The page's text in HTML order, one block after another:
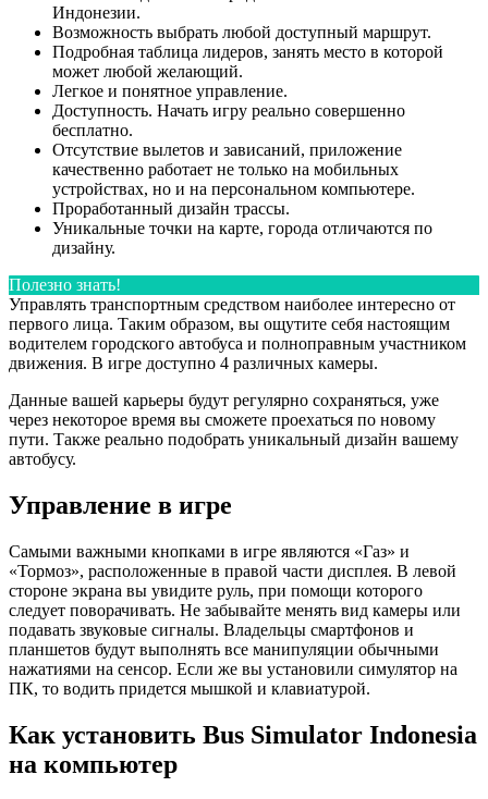
Индонезии.
Возможность выбрать любой доступный маршрут.
Подробная таблица лидеров, занять место в которой
может любой желающий.
Легкое и понятное управление.
Доступность. Начать игру реально совершенно
бесплатно.
Отсутствие вылетов и зависаний, приложение
качественно работает не только на мобильных
устройствах, но и на персональном компьютере.
Проработанный дизайн трассы.
Уникальные точки на карте, города отличаются по
дизайну.
Полезно знать!
Управлять транспортным средством наиболее интересно от
первого лица. Таким образом, вы ощутите себя настоящим
водителем городского автобуса и полноправным участником
движения. В игре доступно 4 различных камеры.
Данные вашей карьеры будут регулярно сохраняться, уже
через некоторое время вы сможете проехаться по новому
пути. Также реально подобрать уникальный дизайн вашему
автобусу.
Управление в игре
Самыми важными кнопками в игре являются «Газ» и
«Тормоз», расположенные в правой части дисплея. В левой
стороне экрана вы увидите руль, при помощи которого
следует поворачивать. Не забывайте менять вид камеры или
подавать звуковые сигналы. Владельцы смартфонов и
планшетов будут выполнять все манипуляции обычными
нажатиями на сенсор. Если же вы установили симулятор на
ПК, то водить придется мышкой и клавиатурой.
Как установить Bus Simulator Indonesia
на компьютер